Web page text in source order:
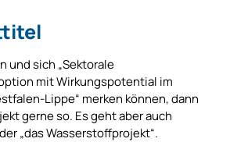
und sich „Sektorale
mit Wirkungspotential im
Lippe“ merken können, dann
gerne so. Es geht aber auch
„das Wasserstoffprojekt“.